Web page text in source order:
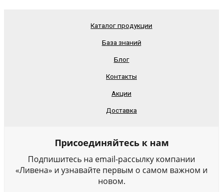
Каталог продукции
База знаний
Блог
Контакты
Акции
Доставка
Присоединяйтесь к нам
Подпишитесь на email-рассылку компании
«Ливена» и узнавайте первым о самом важном и
новом.